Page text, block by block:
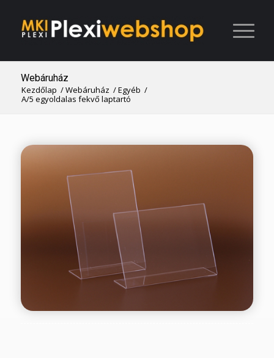
Webáruház
Kezdőlap /Webáruház /Egyéb /
A/5 egyoldalas fekvő laptartó